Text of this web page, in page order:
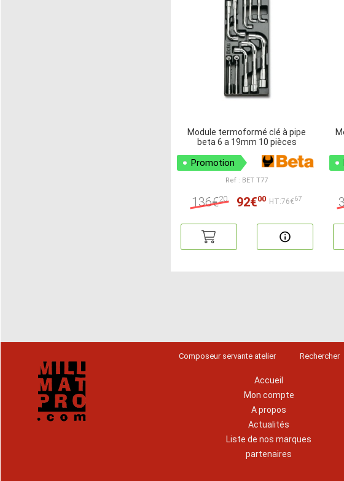
Module termoformé clé à pipe
beta 6 a 19mm 10 pièces
Promotion
Ref : BET T77
136€20 92€00 HT:76€67
Composeur servante atelier Rechercher
Accueil
Mon compte
A propos
Actualités
Liste de nos marques
partenaires